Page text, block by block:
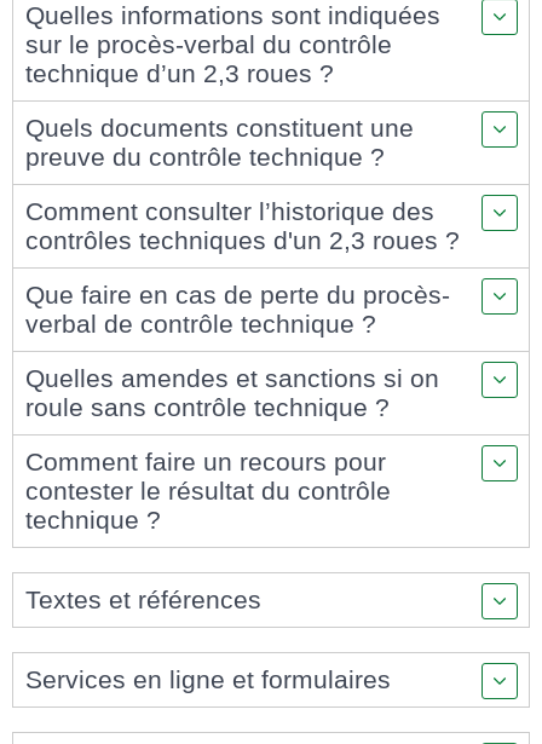
Quelles informations sont indiquées
sur le procès-verbal du contrôle
technique d’un 2,3 roues ?
Quels documents constituent une
preuve du contrôle technique ?
Comment consulter l’historique des
contrôles techniques d'un 2,3 roues ?
Que faire en cas de perte du procès-
verbal de contrôle technique ?
Quelles amendes et sanctions si on
roule sans contrôle technique ?
Comment faire un recours pour
contester le résultat du contrôle
technique ?
Textes et références
Services en ligne et formulaires